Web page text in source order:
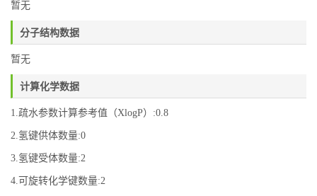
暂无
分子结构数据
暂无
计算化学数据
1.疏水参数计算参考值（XlogP）:0.8
2.氢键供体数量:0
3.氢键受体数量:2
4.可旋转化学键数量:2